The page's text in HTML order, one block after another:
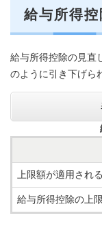
給与所得
給与所得控除の見直
のように引き下げら
上限額が適用され
給与所得控除の上